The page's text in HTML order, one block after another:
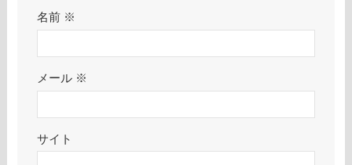
名前 ※
メール ※
サイト